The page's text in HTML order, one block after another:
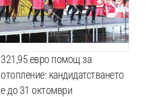
321,95 евро помощ за
отопление: кандидатстването
е до 31 октомври